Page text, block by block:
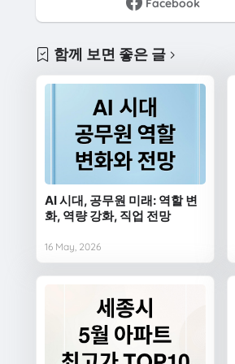
Facebook
함께 보면 좋은 글
AI 시대, 공무원 미래: 역할 변
화, 역량 강화, 직업 전망
16 May, 2026